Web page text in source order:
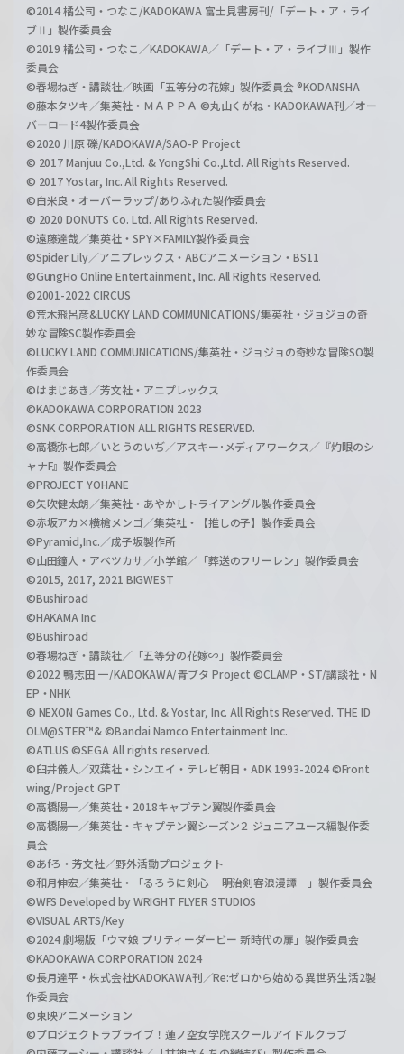
©2014 橘公司・つなこ/KADOKAWA 富士見書房刊/「デート・ア・ライ
ブⅡ」製作委員会
©2019 橘公司・つなこ／KADOKAWA／「デート・ア・ライブⅢ」製作
委員会
©春場ねぎ・講談社／映画「五等分の花嫁」製作委員会 ®KODANSHA
©藤本タツキ／集英社・ＭＡＰＰＡ ©丸山くがね・KADOKAWA刊／オー
バーロード4製作委員会
©2020 川原 礫/KADOKAWA/SAO-P Project
© 2017 Manjuu Co.,Ltd. & YongShi Co.,Ltd. All Rights Reserved.
© 2017 Yostar, Inc. All Rights Reserved.
©白米良・オーバーラップ/ありふれた製作委員会
© 2020 DONUTS Co. Ltd. All Rights Reserved.
©遠藤達哉／集英社・SPY×FAMILY製作委員会
©Spider Lily／アニプレックス・ABCアニメーション・BS11
©GungHo Online Entertainment, Inc. All Rights Reserved.
©2001-2022 CIRCUS
©荒木飛呂彦&LUCKY LAND COMMUNICATIONS/集英社・ジョジョの奇
妙な冒険SC製作委員会
©LUCKY LAND COMMUNICATIONS/集英社・ジョジョの奇妙な冒険SO製
作委員会
©はまじあき／芳文社・アニプレックス
©KADOKAWA CORPORATION 2023
©SNK CORPORATION ALL RIGHTS RESERVED.
©高橋弥七郎／いとうのいぢ／アスキー･メディアワークス／『灼眼のシ
ャナF』製作委員会
©PROJECT YOHANE
©矢吹健太朗／集英社・あやかしトライアングル製作委員会
©赤坂アカ×横槍メンゴ／集英社・【推しの子】製作委員会
©Pyramid,Inc.／成子坂製作所
©山田鐘人・アベツカサ／小学館／「葬送のフリーレン」製作委員会
©2015, 2017, 2021 BIGWEST
©Bushiroad
©HAKAMA Inc
©Bushiroad
©春場ねぎ・講談社／「五等分の花嫁∽」製作委員会
©2022 鴨志田 一/KADOKAWA/青ブタ Project ©CLAMP・ST/講談社・N
EP・NHK
© NEXON Games Co., Ltd. & Yostar, Inc. All Rights Reserved. THE ID
OLM@STER™& ©Bandai Namco Entertainment Inc.
©ATLUS ©SEGA All rights reserved.
©臼井儀人／双葉社・シンエイ・テレビ朝日・ADK 1993-2024 ©Front
wing/Project GPT
©高橋陽一／集英社・2018キャプテン翼製作委員会
©高橋陽一／集英社・キャプテン翼シーズン２ ジュニアユース編製作委
員会
©あfろ・芳文社／野外活動プロジェクト
©和月伸宏／集英社・「るろうに剣心 －明治剣客浪漫譚－」製作委員会
©WFS Developed by WRIGHT FLYER STUDIOS
©VISUAL ARTS/Key
©2024 劇場版「ウマ娘 プリティーダービー 新時代の扉」製作委員会
©KADOKAWA CORPORATION 2024
©長月達平・株式会社KADOKAWA刊／Re:ゼロから始める異世界生活2製
作委員会
©東映アニメーション
©プロジェクトラブライブ！蓮ノ空女学院スクールアイドルクラブ